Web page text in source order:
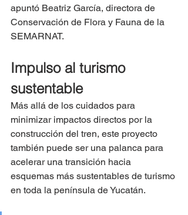
apuntó Beatriz García, directora de
Conservación de Flora y Fauna de la
SEMARNAT.
Impulso al turismo
sustentable
Más allá de los cuidados para
minimizar impactos directos por la
construcción del tren, este proyecto
también puede ser una palanca para
acelerar una transición hacia
esquemas más sustentables de turismo
en toda la península de Yucatán.